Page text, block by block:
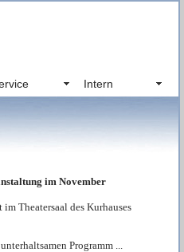
Intern
im November
Theatersaal des Kurhauses
Programm ...